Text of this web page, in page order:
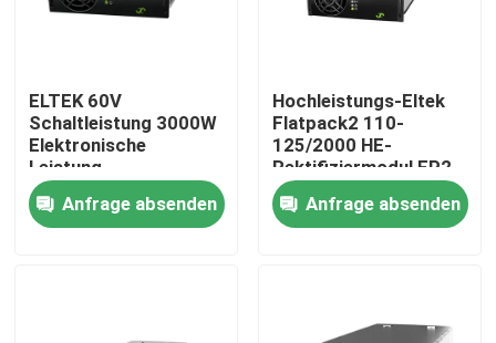
Nach Hause
ELTEK 60V
Schaltleistung 3000W
Elektronische
Leistung
Telekommunikation
ELTEK Flatpack2
60/3000 SHE
Anfrage absenden
Hochleistungs-Eltek
Flatpack2 110-
125/2000 HE-
Rektifiziermodul FP2
110/2000 HE WOR
Teilnummer
241115.805
Anfrage absenden